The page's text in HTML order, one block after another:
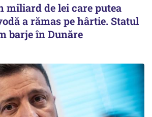
miliard de lei care putea
a rămas pe hârtie. Statul
barje în Dunăre